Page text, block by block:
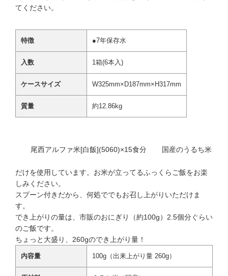
てください。
特徴 ●7年保存水
入数 1箱(6本入)
ケースサイズ W325mm×D187mm×H317mm
質量 約12.86kg
尾西アルファ米[白飯](5060)×15食分 国産のうるち米
だけを使用しています。お米が立ってるふっくらご飯をお楽
しみください。
スプーン付きだから、何処ででもお召し上がりいただけま
す。
でき上がりの量は、市販のおにぎり（約100g）2.5個分ぐらい
のご飯です。
ちょっと大盛り、260gのでき上がり量！
内容量 100g（出来上がり量 260g）